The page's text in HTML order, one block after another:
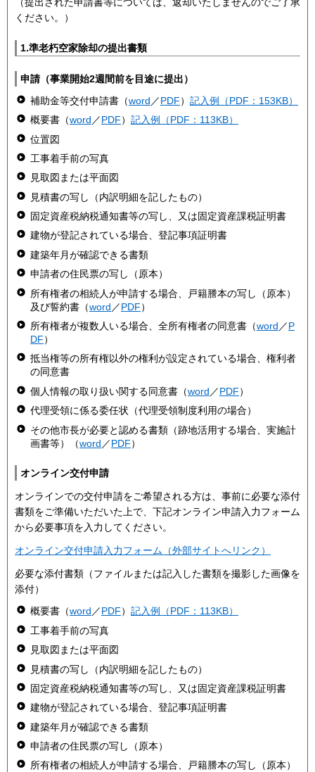
ください。）
1.準老朽空家除却の提出書類
申請（事業開始2週間前を目途に提出）
補助金等交付申請書（word ／PDF） 記入例（PDF：153KB）
概要書（word ／PDF） 記入例（PDF：113KB）
位置図
工事着手前の写真
見取図または平面図
見積書の写し（内訳明細を記したもの）
固定資産税納税通知書等の写し、又は固定資産課税証明書
建物が登記されている場合、登記事項証明書
建築年月が確認できる書類
申請者の住民票の写し（原本）
所有権者の相続人が申請する場合、戸籍謄本の写し（原本）
及び誓約書（word ／PDF）
所有権者が複数人いる場合、全所有権者の同意書（word ／P
DF）
抵当権等の所有権以外の権利が設定されている場合、権利者
の同意書
個人情報の取り扱い関する同意書（word ／PDF）
代理受領に係る委任状（代理受領制度利用の場合）
その他市長が必要と認める書類（跡地活用する場合、実施計
画書等）（word ／PDF）
オンライン交付申請
オンラインでの交付申請をご希望される方は、事前に必要な添付
書類をご準備いただいた上で、下記オンライン申請入力フォーム
から必要事項を入力してください。
オンライン交付申請入力フォーム（外部サイトへリンク）
必要な添付書類（ファイルまたは記入した書類を撮影した画像を
添付）
概要書（word／PDF） 記入例（PDF：113KB）
工事着手前の写真
見取図または平面図
見積書の写し（内訳明細を記したもの）
固定資産税納税通知書等の写し、又は固定資産課税証明書
建物が登記されている場合、登記事項証明書
建築年月が確認できる書類
申請者の住民票の写し（原本）
所有権者の相続人が申請する場合、戸籍謄本の写し（原本）